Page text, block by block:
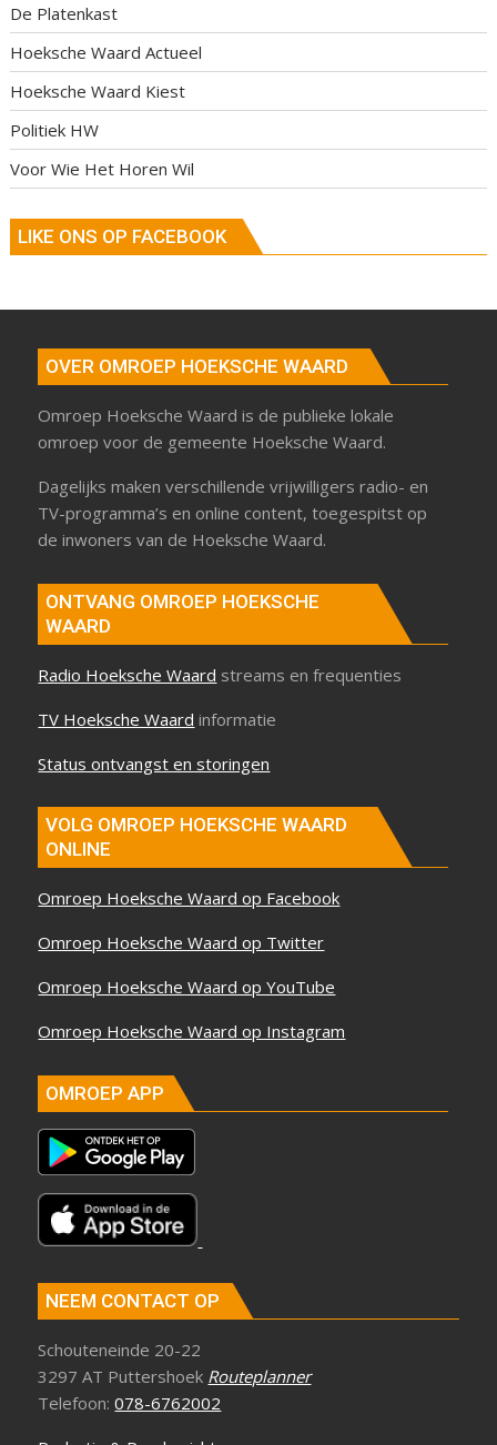
De Platenkast
Hoeksche Waard Actueel
Hoeksche Waard Kiest
Politiek HW
Voor Wie Het Horen Wil
LIKE ONS OP FACEBOOK
OVER OMROEP HOEKSCHE WAARD
Omroep Hoeksche Waard is de publieke lokale
omroep voor de gemeente Hoeksche Waard.
Dagelijks maken verschillende vrijwilligers radio- en
TV-programma’s en online content, toegespitst op
de inwoners van de Hoeksche Waard.
ONTVANG OMROEP HOEKSCHE
WAARD
Radio Hoeksche Waard streams en frequenties
TV Hoeksche Waard informatie
Status ontvangst en storingen
VOLG OMROEP HOEKSCHE WAARD
ONLINE
Omroep Hoeksche Waard op Facebook
Omroep Hoeksche Waard op Twitter
Omroep Hoeksche Waard op YouTube
Omroep Hoeksche Waard op Instagram
OMROEP APP
NEEM CONTACT OP
Schouteneinde 20-22
3297 AT Puttershoek Routeplanner
Telefoon:078-6762002